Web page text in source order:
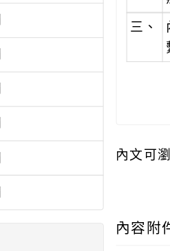
三、
內文可
內容附